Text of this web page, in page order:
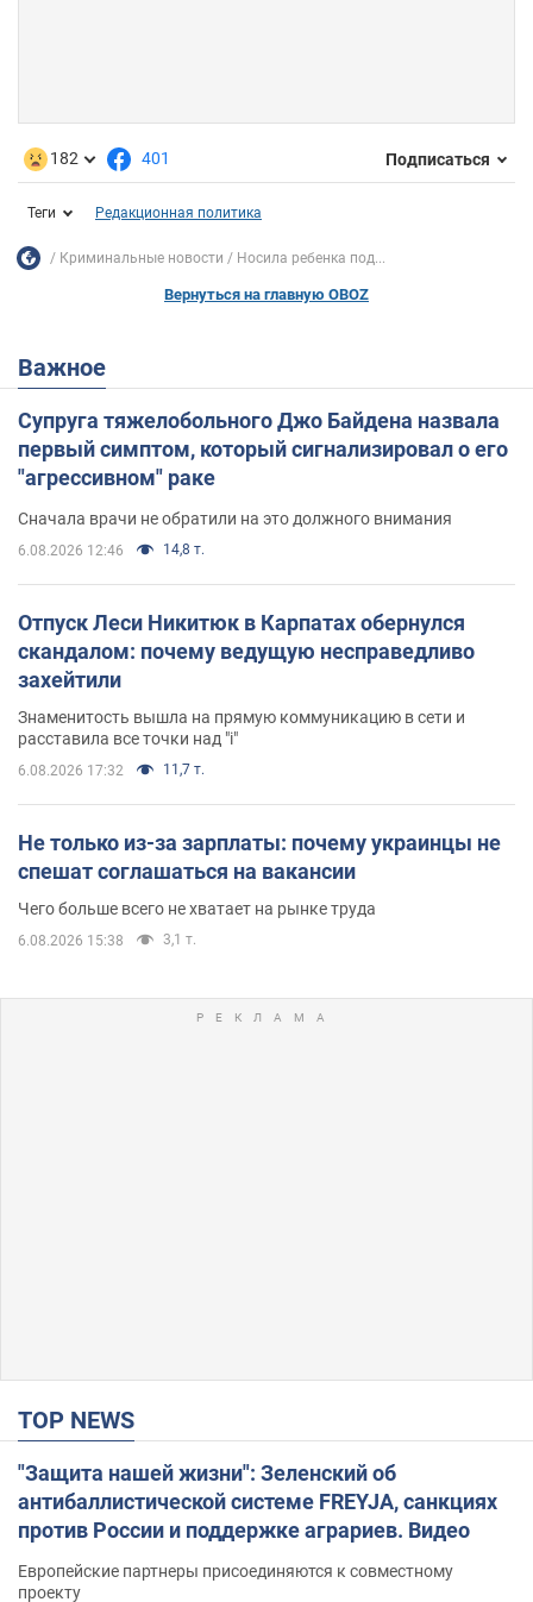
182 401 Подписаться
Теги Редакционная политика
Криминальные новости Носила ребенка под...
Вернуться на главную OBOZ
Важное
Супруга тяжелобольного Джо Байдена назвала
первый симптом, который сигнализировал о его
"агрессивном" раке
Сначала врачи не обратили на это должного внимания
6.08.2026 12:46 14,8 т.
Отпуск Леси Никитюк в Карпатах обернулся
скандалом: почему ведущую несправедливо
захейтили
Знаменитость вышла на прямую коммуникацию в сети и
расставила все точки над "i"
6.08.2026 17:32 11,7 т.
Не только из-за зарплаты: почему украинцы не
спешат соглашаться на вакансии
Чего больше всего не хватает на рынке труда
6.08.2026 15:38 3,1 т.
TOP NEWS
"Защита нашей жизни": Зеленский об
антибаллистической системе FREYJA, санкциях
против России и поддержке аграриев. Видео
Европейские партнеры присоединяются к совместному
проекту